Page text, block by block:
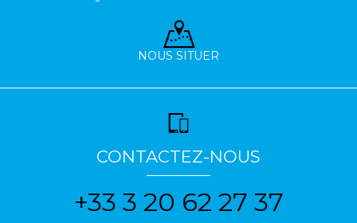
NOUS SITUER
CONTACTEZ-NOUS
+33 3 20 62 27 37